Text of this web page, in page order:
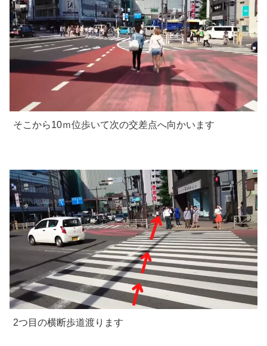
そこから10ｍ位歩いて次の交差点へ向かいます
2つ目の横断歩道渡ります